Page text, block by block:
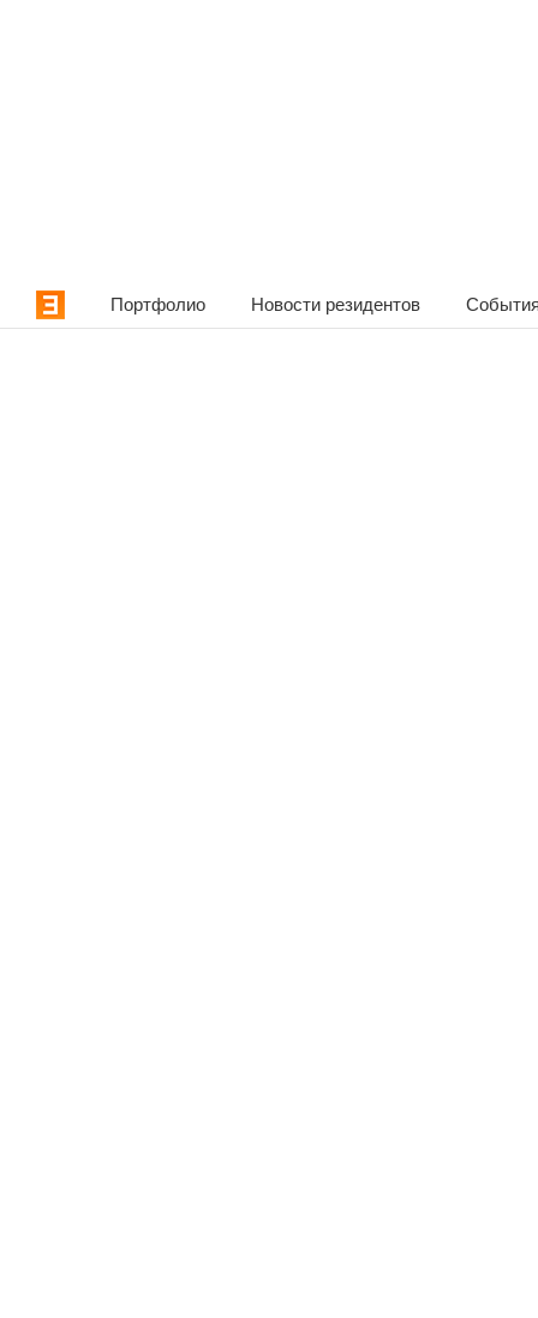
Портфолио Новости резидентов